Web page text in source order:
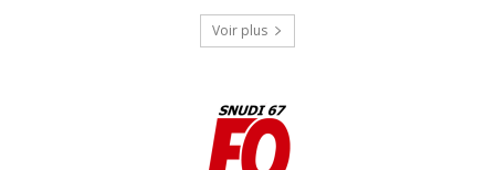
Voir plus